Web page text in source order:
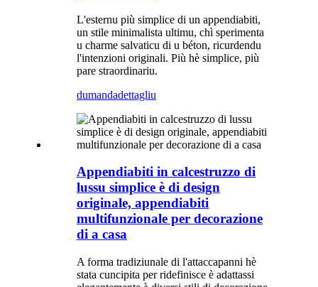
L'esternu più simplice di un appendiabiti,
un stile minimalista ultimu, chì sperimenta
u charme salvaticu di u béton, ricurdendu
l'intenzioni originali. Più hè simplice, più
pare straordinariu.
dumandadettagliu
Appendiabiti in calcestruzzo di
lussu simplice è di design
originale, appendiabiti
multifunzionale per decorazione
di a casa
A forma tradiziunale di l'attaccapanni hè
stata cuncipita per ridefinisce è adattassi